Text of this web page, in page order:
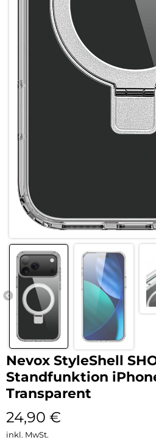
Nevox StyleShell
Standfunktion
Transparent
24,90 €
inkl. MwSt.